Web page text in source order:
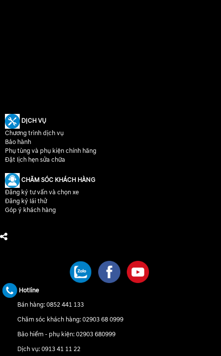
DỊCH VỤ
Chương trình dịch vụ
Bảo hành
Phụ tùng và phụ kiện chính hãng
Đặt lịch hẹn sửa chữa
CHĂM SÓC KHÁCH HÀNG
Đăng ký tư vấn và chọn xe
Đăng ký lái thử
Góp ý khách hàng
Hotline
Bán hàng:0852 441 133
Chăm sóc khách hàng:02903 68 0999
Bảo hiểm - phụ kiện:02903 680999
Dịch vụ:0913 41 11 22